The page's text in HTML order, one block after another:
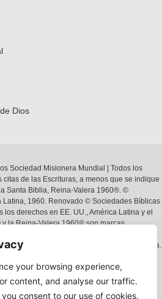
your browsing experience,
content, and analyse our traffic.
consent to our use of cookies.
Dios
Sociedad Misionera Mundial | Todos los
de las Escrituras, a menos que se indique
Santa Biblia, Reina-Valera 1960® ©
Latina, 1960. Renovado © Sociedades Bíblicas
los derechos en EE. UU., América Latina y el
y laReina-Valera 1960®son marcas
, y puede licencia.